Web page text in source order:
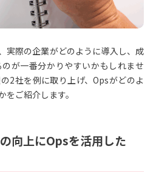
実際の企業がどのように導入し、成
が一番分かりやすいかもしれませ
2社を例に取り上げ、Opsがどのよ
ご紹介します。
向上にOpsを活用した